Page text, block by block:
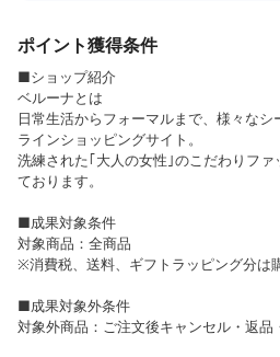
ポイント獲得条件
■ショップ紹介
ベルーナとは
日常生活からフォーマルまで、様々な
ラインショッピングサイト。
洗練された｢大人の女性｣のこだわりファ
ております。
■成果対象条件
対象商品：全商品
※消費税、送料、ギフトラッピング分は
■成果対象外条件
対象外商品：ご注文後キャンセル・返品